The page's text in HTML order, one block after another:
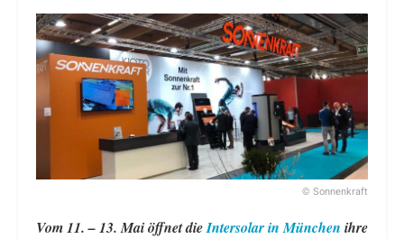
© Sonnenkraft
Vom 11. – 13. Mai öffnet dieIntersolar in München ihre